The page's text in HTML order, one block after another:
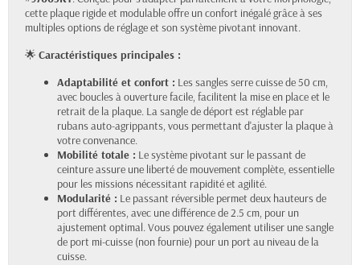
cette plaque rigide et modulable offre un confort inégalé grâce à ses
multiples options de réglage et son système pivotant innovant.
🌟 Caractéristiques principales :
Adaptabilité et confort : Les sangles serre cuisse de 50 cm,
avec boucles à ouverture facile, facilitent la mise en place et le
retrait de la plaque. La sangle de déport est réglable par
rubans auto-agrippants, vous permettant d'ajuster la plaque à
votre convenance.
Mobilité totale : Le système pivotant sur le passant de
ceinture assure une liberté de mouvement complète, essentielle
pour les missions nécessitant rapidité et agilité.
Modularité : Le passant réversible permet deux hauteurs de
port différentes, avec une différence de 2.5 cm, pour un
ajustement optimal. Vous pouvez également utiliser une sangle
de port mi-cuisse (non fournie) pour un port au niveau de la
cuisse.